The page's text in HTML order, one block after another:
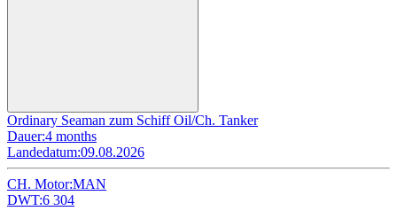
Ordinary Seaman zum Schiff Oil/Ch. Tanker
Dauer:4 months
Landedatum:09.08.2026
CH. Motor:MAN
DWT:6 304